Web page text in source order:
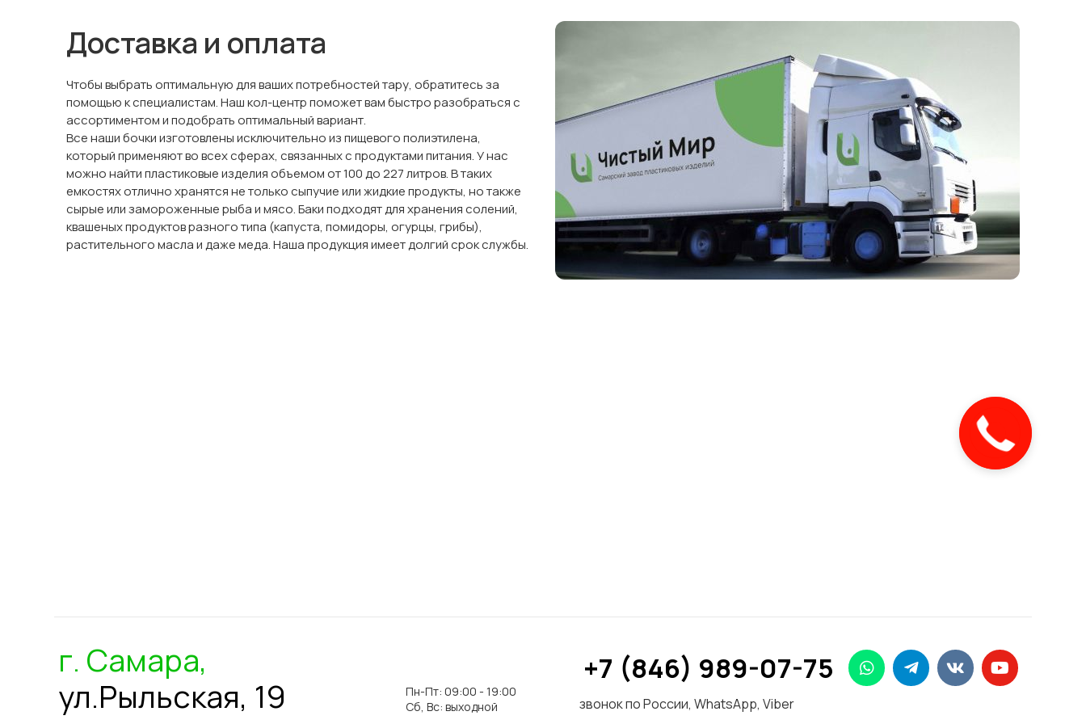
Доставка и оплата
Чтобы выбрать оптимальную для ваших потребностей тару, обратитесь за
помощью к специалистам. Наш кол-центр поможет вам быстро разобраться с
ассортиментом и подобрать оптимальный вариант.
Все наши бочки изготовлены исключительно из пищевого полиэтилена,
который применяют во всех сферах, связанных с продуктами питания. У нас
можно найти пластиковые изделия объемом от 100 до 227 литров. В таких
емкостях отлично хранятся не только сыпучие или жидкие продукты, но также
сырые или замороженные рыба и мясо. Баки подходят для хранения солений,
квашеных продуктов разного типа (капуста, помидоры, огурцы, грибы),
растительного масла и даже меда. Наша продукция имеет долгий срок службы.
г. Самара,
ул.Рыльская, 19
Пн-Пт: 09:00 - 19:00
Сб, Вс: выходной
+7 (846) 989-07-75
звонок по России, WhatsApp, Viber